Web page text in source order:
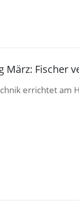
März: Fischer
errichtet am